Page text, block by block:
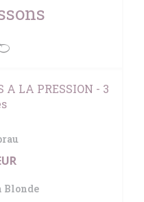
A LA PRESSION - 3
Blonde